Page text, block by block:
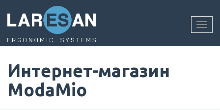
основному
Интернет-магазин
ModaMio